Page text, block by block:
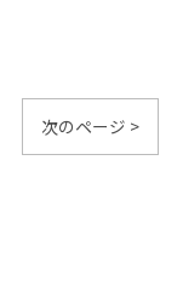
次のページ >